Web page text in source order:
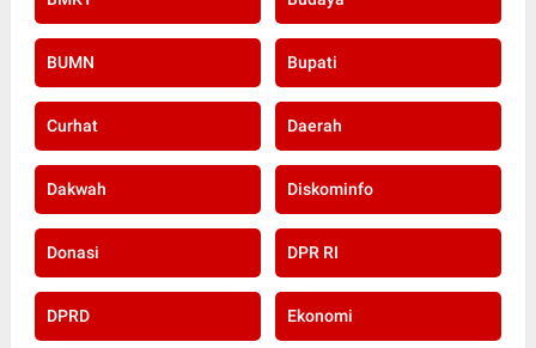
BUMN Bupati
Curhat Daerah
Dakwah Diskominfo
Donasi DPR RI
DPRD Ekonomi